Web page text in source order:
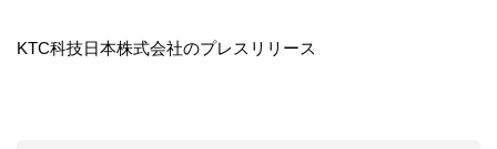
KTC科技日本株式会社のプレスリリース